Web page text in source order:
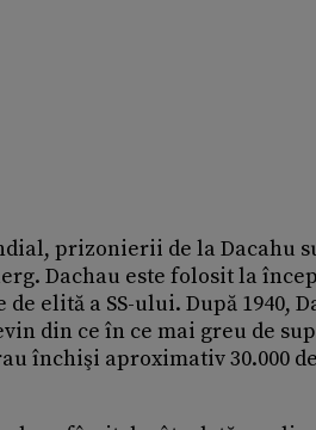
prizonierii de la Dacahu
Dachau este folosit la
elită a SS-ului. După 1940,
din ce în ce mai greu de
închişi aproximativ 30.000